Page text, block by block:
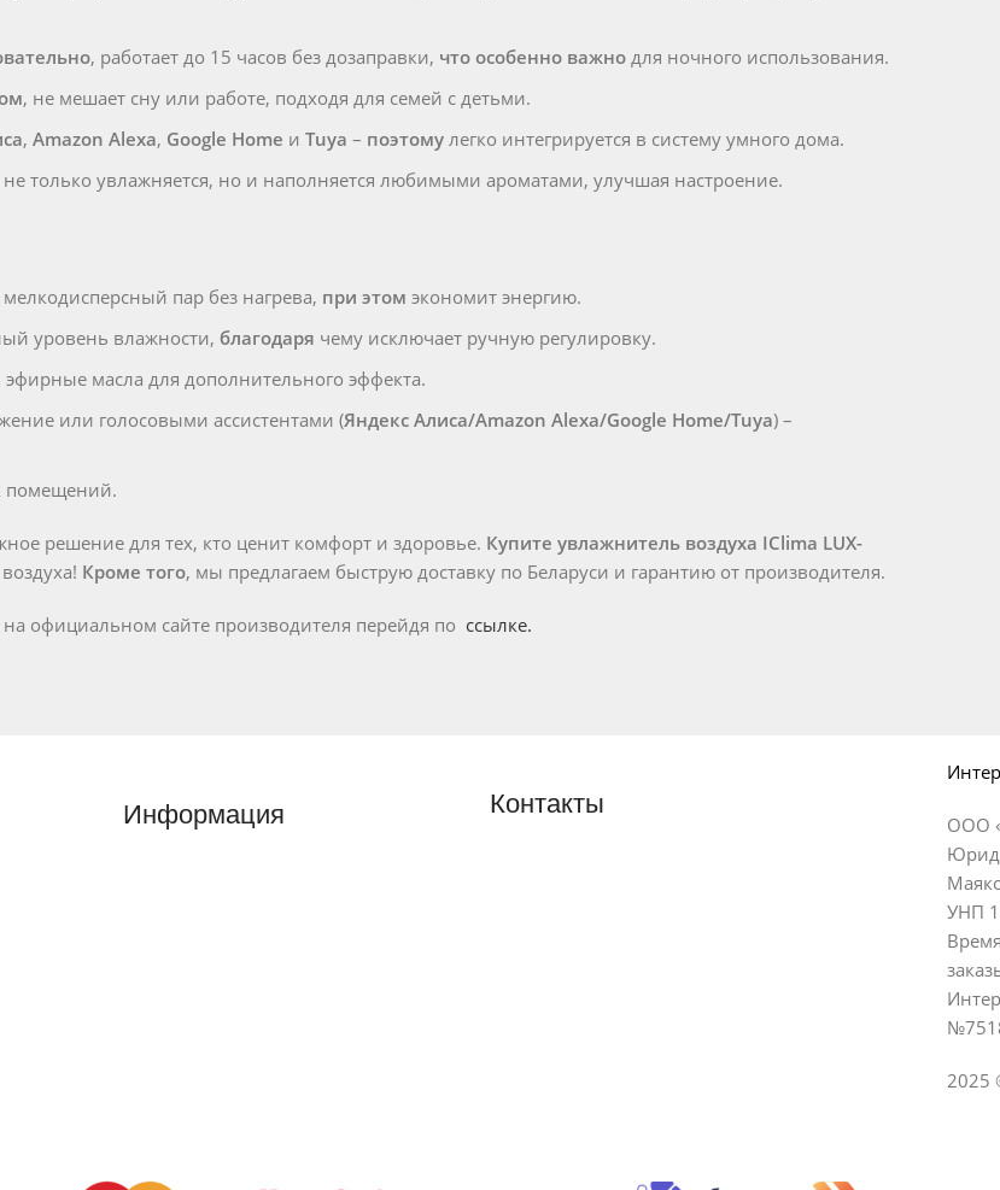
, работает до 15 часов без дозаправки, что особенно важно для ночного использования.
, не мешает сну или работе, подходя для семей с детьми.
, Amazon Alexa, Google Home и Tuya – поэтому легко интегрируется в систему умного дома.
только увлажняется, но и наполняется любимыми ароматами, улучшая настроение.
мелкодисперсный пар без нагрева, при этом экономит энергию.
уровень влажности, благодаря чему исключает ручную регулировку.
эфирные масла для дополнительного эффекта.
или голосовыми ассистентами (Яндекс Алиса/Amazon Alexa/Google Home/Tuya) –
помещений.
решение для тех, кто ценит комфорт и здоровье. Купите увлажнитель воздуха IClima LUX-
Кроме того, мы предлагаем быструю доставку по Беларуси и гарантию от производителя.
официальном сайте производителя перейдя по ссылке.
Информация Контакты
ООО
УНП
2025